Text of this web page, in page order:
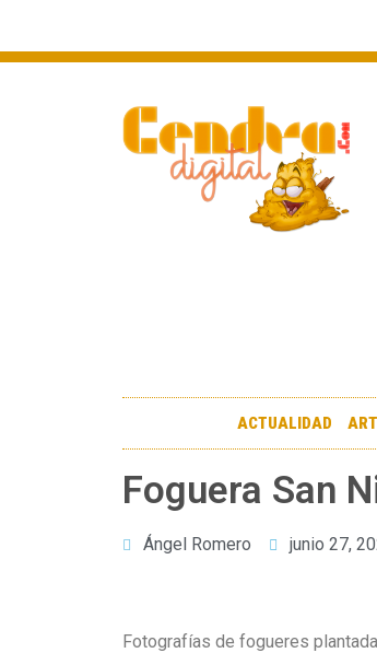
ACTUALIDAD
Foguera San
Ángel Romero junio 27,
Fotografías de fogueres